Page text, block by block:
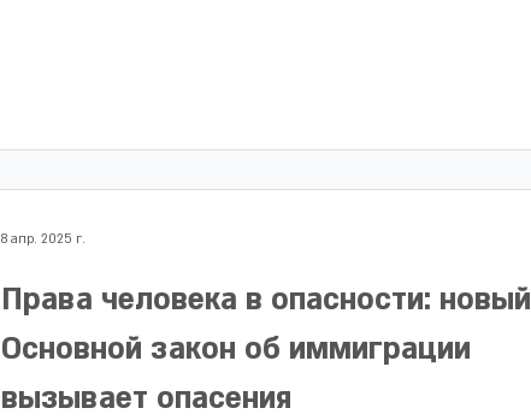
Права человека в опасности: новый
Основной закон об иммиграции
вызывает опасения
8 апр. 2025 г.